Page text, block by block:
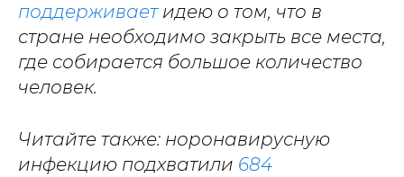
поддерживаетидею о том, что в
стране необходимо закрыть все места,
где собирается большое количество
человек.
Читайте также: норонавирусную
инфекцию подхватили 684